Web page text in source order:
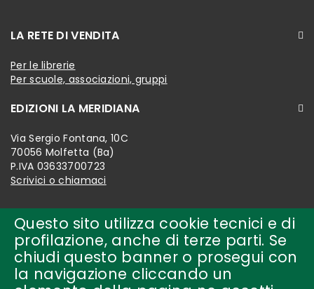
Questo sito utilizza cookie tecnici e di
profilazione, anche di terze parti. Se
chiudi questo banner o prosegui con
la navigazione cliccando un
LA RETE DI VENDITA
Per le librerie
Per scuole, associazioni, gruppi
EDIZIONI LA MERIDIANA
Via Sergio Fontana, 10C
70056 Molfetta (Ba)
P.IVA 03633700723
Scrivici o chiamaci